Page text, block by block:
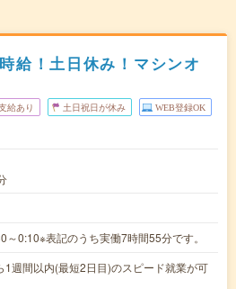
給！土日休み！マシンオ
給あり 土日祝日が休み WEB登録OK
0:10※表記のうち実働7時間55分です。
1週間以内(最短2日目)のスピード就業が可